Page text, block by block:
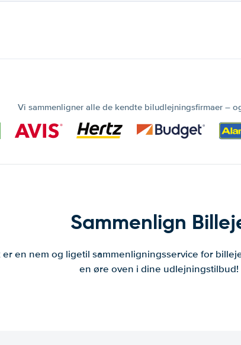
Vi sammenligner alle de kendte biludlejningsfirmaer –
Sammenlign
er en nem og ligetil sammenligningsservice for
en øre oven i dine udlejningstilbud!